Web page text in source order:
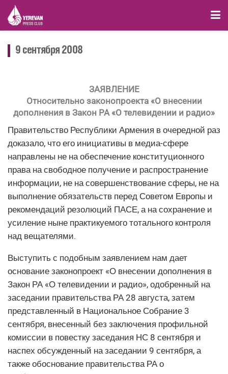
9 сентября 2008
ЗАЯВЛЕНИЕ
Относительно законопроекта «О внесении
дополнения в Закон РА «О телевидении и радио»
Правительство Республики Армения в очередной раз
доказало, что его инициативы в медиа-сфере
направлены не на обеспечение конституционного
права на свободное получение и распространение
информации, не на совершенствование сферы, не на
выполнение обязательств перед Советом Европы и
рекомендаций резолюций ПАСЕ, а на сохранение и
усиление ныне практикуемого тотального контроля
над вещателями.
Выступить с подобным заявлением нам дает
основание законопроект «О внесении дополнения в
Закон РА «О телевидении и радио», одобренный на
заседании правительства РА 28 августа, затем
представленный в Национальное Собрание 3
сентября, внесенный без заключения профильной
комиссии в повестку заседания НС 8 сентября и
наспех обсужденный на заседании 9 сентября, а
также обоснование правительства РА о